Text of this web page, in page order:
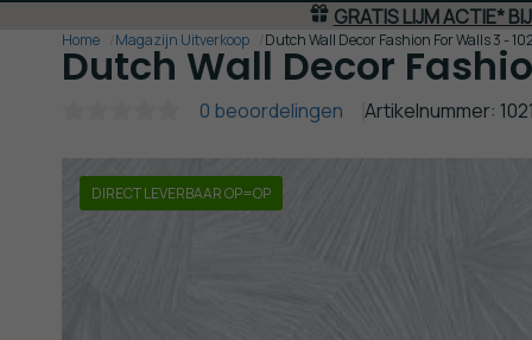
GRATIS LIJM ACTIE*
Home Magazijn Uitverkoop Dutch Wall Decor Fashion For Walls 3 -
Dutch Wall Decor
0 beoordelingen Artikelnummer:
DIRECT LEVERBAAR OP=OP